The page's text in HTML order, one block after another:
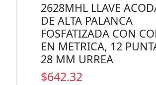
2628MHL LLAVE
DE ALTA PALANCA
FOSFATIZADA CON
EN METRICA, 12
28 MM URREA
$642.32